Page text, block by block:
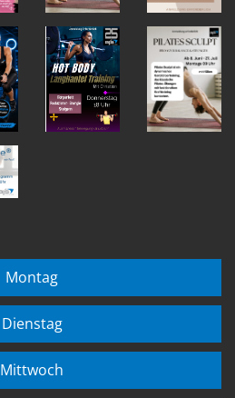
Montag
Dienstag
Mittwoch